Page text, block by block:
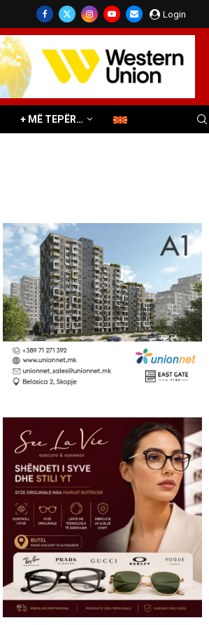
Login
+ MË TEPËR…